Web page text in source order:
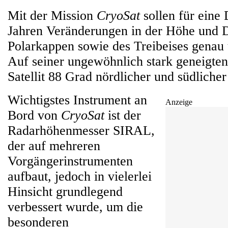
Mit der Mission CryoSatsollen für eine
Jahren Veränderungen in der Höhe und
Polarkappen sowie des Treibeises
Auf seiner ungewöhnlich stark
Satellit 88 Grad nördlicher und
Anzeige
Wichtigstes Instrument an
Bord von CryoSatist der
Radarhöhenmesser SIRAL,
der auf mehreren
Vorgängerinstrumenten
aufbaut, jedoch in vielerlei
Hinsicht grundlegend
verbessert wurde, um die
besonderen